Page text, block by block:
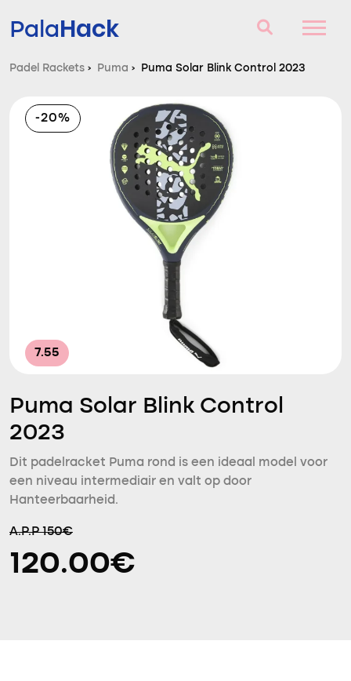
PalaHack
Vragen en antwoorden
Vergelijker
Padel Rackets › Puma › Puma Solar Blink Control 2023
-20%
7.55
Puma Solar Blink Control
2023
Dit padelracket Puma rond is een ideaal model voor
een niveau intermediair en valt op door
Hanteerbaarheid.
A.P.P 150€
120.00€